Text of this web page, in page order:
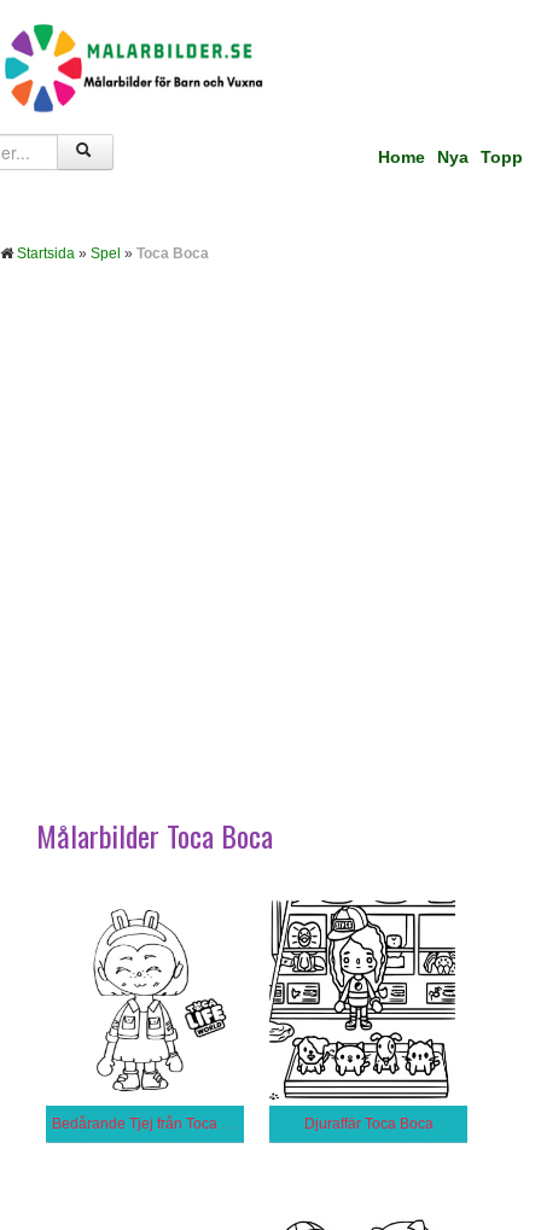
Home Nya Topp
Startsida » Spel » Toca Boca
Målarbilder Toca Boca
Bedårande Tjej från Toca Boca Djuraffär Toca Boca